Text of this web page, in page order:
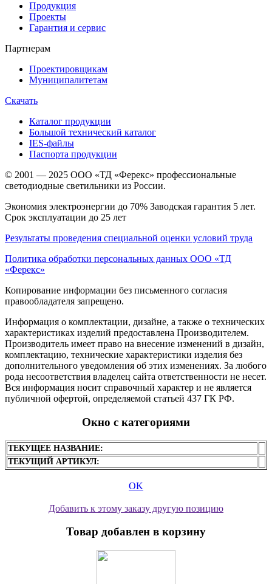
Продукция
Проекты
Гарантия и сервис
Партнерам
Проектировщикам
Муниципалитетам
Скачать
Каталог продукции
Большой технический каталог
IES-файлы
Паспорта продукции
© 2001 — 2025 ООО «ТД «Ферекс» профессиональные
светодиодные светильники из России.
Экономия электроэнергии до 70% Заводская гарантия 5 лет.
Срок эксплуатации до 25 лет
Результаты проведения специальной оценки условий труда
Политика обработки персональных данных ООО «ТД
«Ферекс»
Копирование информации без письменного согласия
правообладателя запрещено.
Информация о комплектации, дизайне, а также о технических
характеристиках изделий предоставлена Производителем.
Производитель имеет право на внесение изменений в дизайн,
комплектацию, технические характеристики изделия без
дополнительного уведомления об этих изменениях. За любого
рода несоответствия владелец сайта ответственности не несет.
Вся информация носит справочный характер и не является
публичной офертой, определяемой статьей 437 ГК РФ.
Окно с категориями
ТЕКУЩЕЕ НАЗВАНИЕ:
ТЕКУЩИЙ АРТИКУЛ:
OK
Добавить к этому заказу другую позицию
Товар добавлен в корзину